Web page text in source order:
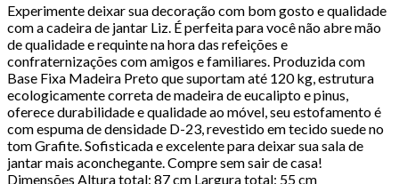
Experimente deixar sua decoração com bom gosto e qualidade
com a cadeira de jantar Liz. É perfeita para você não abre mão
de qualidade e requinte na hora das refeições e
confraternizações com amigos e familiares. Produzida com
Base Fixa Madeira Preto que suportam até 120 kg, estrutura
ecologicamente correta de madeira de eucalipto e pinus,
oferece durabilidade e qualidade ao móvel, seu estofamento é
com espuma de densidade D-23, revestido em tecido suede no
tom Grafite. Sofisticada e excelente para deixar sua sala de
jantar mais aconchegante. Compre sem sair de casa!
Dimensões Altura total: 87 cm Largura total: 55 cm